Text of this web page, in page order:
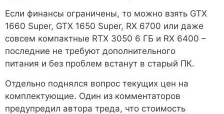
Если финансы ограничены, то можно взять GTX
1660 Super, GTX 1650 Super, RX 6700 или даже
совсем компактные RTX 3050 6 ГБ и RX 6400 –
последние не требуют дополнительного
питания и без проблем встанут в старый ПК.
Отдельно поднялся вопрос текущих цен на
комплектующие. Один из комментаторов
предупредил автора треда, что стоимость